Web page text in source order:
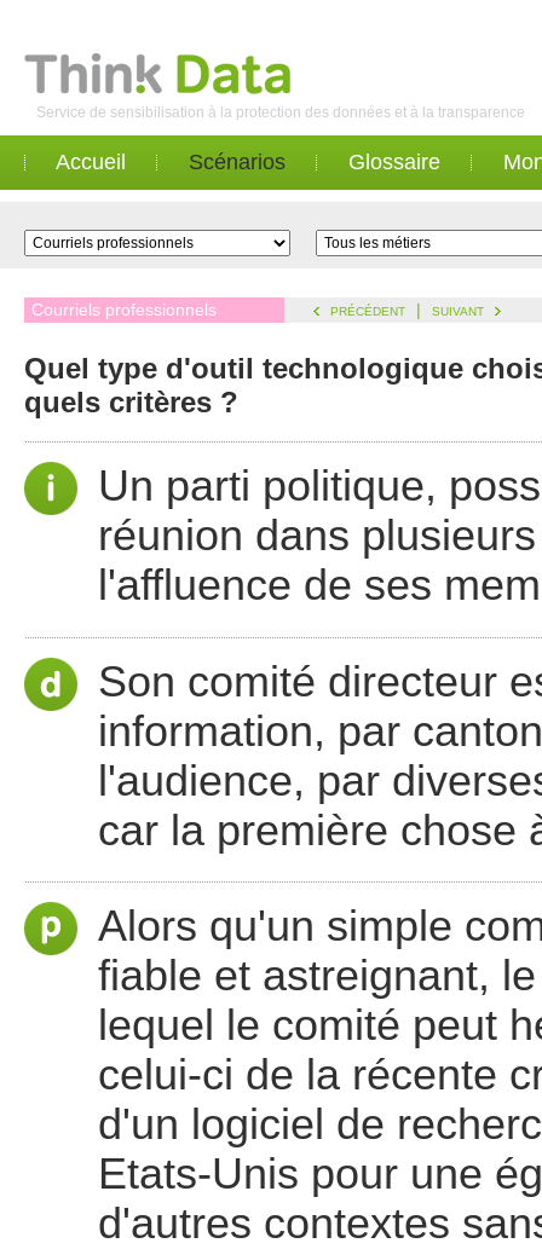
Service de sensibilisation à la protection des données et à la transparence
Accueil Scénarios Glossaire
Courriels professionnels PRÉCÉDENT | SUIVANT
Quel type d'outil technologique
quels critères ?
Un parti politique,
réunion dans
l'affluence de ses
Son comité directeur
information, par
l'audience, par
car la première chose
Alors qu'un simple
fiable et astreignant,
lequel le comité peut
celui-ci de la récente
d'un logiciel de
Etats-Unis pour une
d'autres contextes